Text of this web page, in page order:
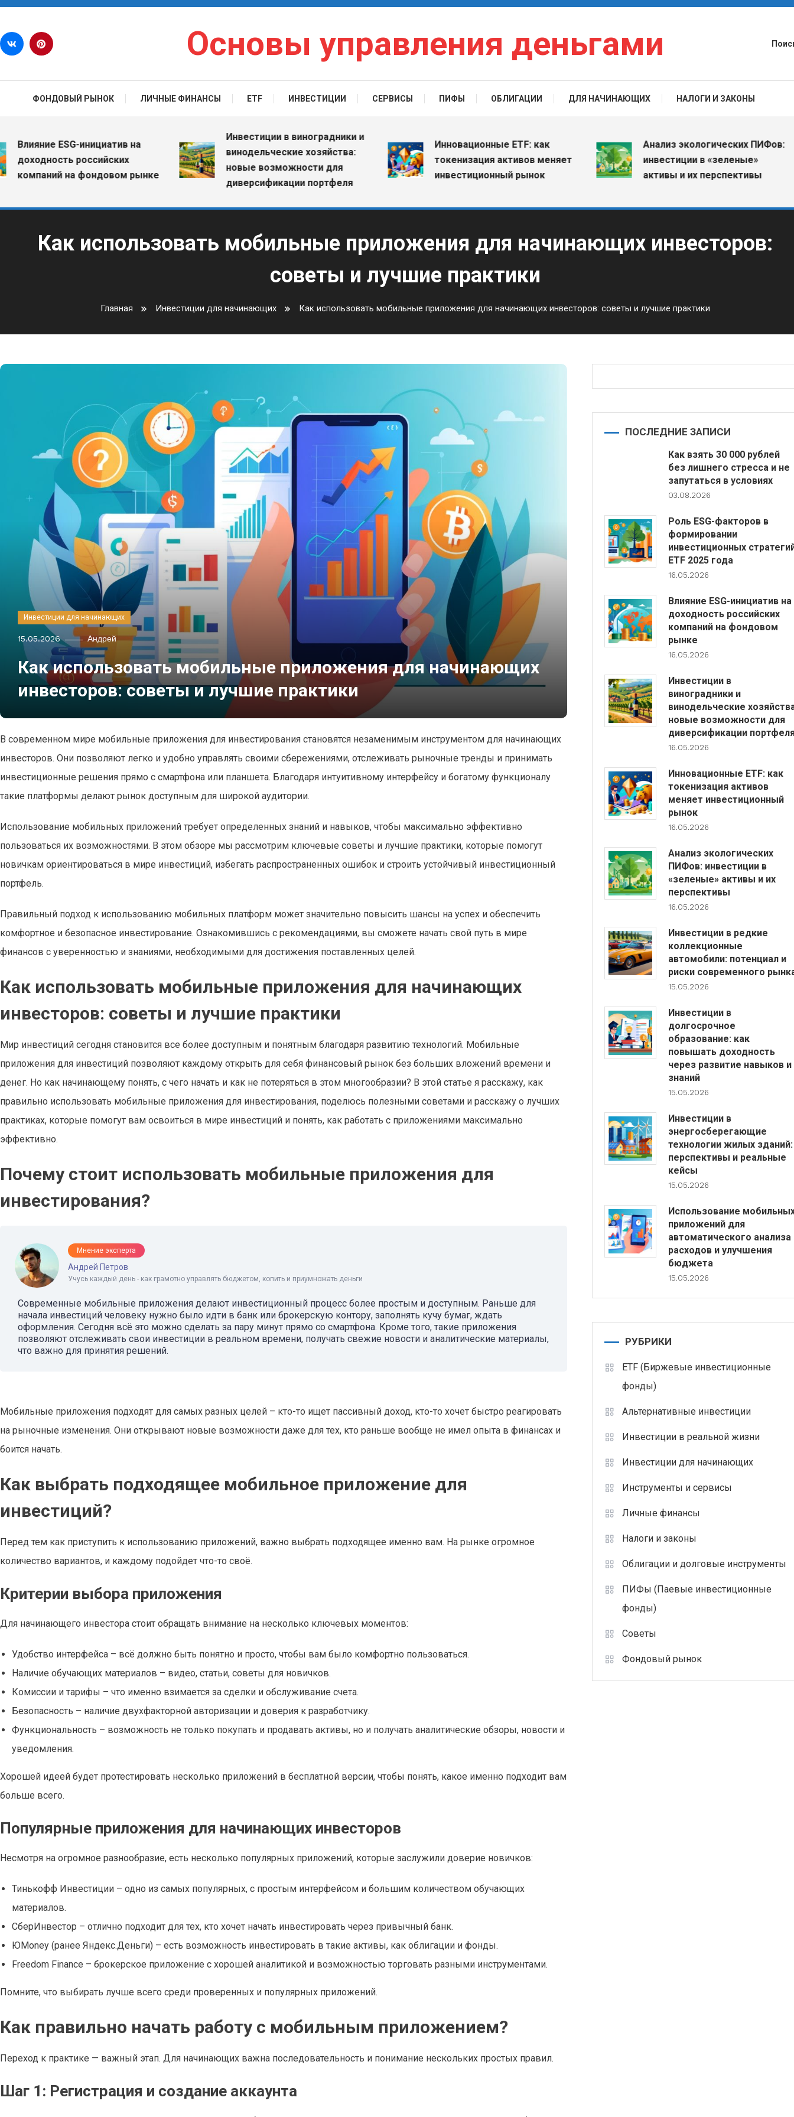
Перейти к содержимому
Основы управления деньгами
ФОНДОВЫЙ РЫНОК ЛИЧНЫЕ ФИНАНСЫ ETF ИНВЕСТИЦИИ СЕРВИСЫ ПИФЫ ОБЛИГАЦИИ ДЛЯ НАЧИНАЮЩИХ НАЛОГИ И ЗАКОНЫ
ESG-инициатив на
российских
на фондовом рынке
Инвестиции в виноградники и
винодельческие хозяйства:
новые возможности для
диверсификации портфеля
Инновационные ETF: как
токенизация активов меняет
инвестиционный рынок
Анализ экологических ПИФов:
инвестиции в «зеленые»
активы и их перспективы
Как использовать мобильные приложения для начинающих инвесторов:
советы и лучшие практики
Главная Инвестиции для начинающих Как использовать мобильные приложения для начинающих инвесторов: советы и лучшие практики
Инвестиции для начинающих
15.05.2026 Андрей
Как использовать мобильные приложения для начинающих
инвесторов: советы и лучшие практики
В современном мире мобильные приложения для инвестирования становятся незаменимым инструментом для начинающих
инвесторов. Они позволяют легко и удобно управлять своими сбережениями, отслеживать рыночные тренды и принимать
инвестиционные решения прямо с смартфона или планшета. Благодаря интуитивному интерфейсу и богатому функционалу
такие платформы делают рынок доступным для широкой аудитории.
Использование мобильных приложений требует определенных знаний и навыков, чтобы максимально эффективно
пользоваться их возможностями. В этом обзоре мы рассмотрим ключевые советы и лучшие практики, которые помогут
новичкам ориентироваться в мире инвестиций, избегать распространенных ошибок и строить устойчивый инвестиционный
портфель.
Правильный подход к использованию мобильных платформ может значительно повысить шансы на успех и обеспечить
комфортное и безопасное инвестирование. Ознакомившись с рекомендациями, вы сможете начать свой путь в мире
финансов с уверенностью и знаниями, необходимыми для достижения поставленных целей.
Как использовать мобильные приложения для начинающих
инвесторов: советы и лучшие практики
Мир инвестиций сегодня становится все более доступным и понятным благодаря развитию технологий. Мобильные
приложения для инвестиций позволяют каждому открыть для себя финансовый рынок без больших вложений времени и
денег. Но как начинающему понять, с чего начать и как не потеряться в этом многообразии? В этой статье я расскажу, как
правильно использовать мобильные приложения для инвестирования, поделюсь полезными советами и расскажу о лучших
практиках, которые помогут вам освоиться в мире инвестиций и понять, как работать с приложениями максимально
эффективно.
Почему стоит использовать мобильные приложения для
инвестирования?
Мнение эксперта
Андрей Петров
Учусь каждый день - как грамотно управлять бюджетом, копить и приумножать деньги
Современные мобильные приложения делают инвестиционный процесс более простым и доступным. Раньше для
начала инвестиций человеку нужно было идти в банк или брокерскую контору, заполнять кучу бумаг, ждать
оформления. Сегодня всё это можно сделать за пару минут прямо со смартфона. Кроме того, такие приложения
позволяют отслеживать свои инвестиции в реальном времени, получать свежие новости и аналитические материалы,
что важно для принятия решений.
Мобильные приложения подходят для самых разных целей – кто-то ищет пассивный доход, кто-то хочет быстро реагировать
на рыночные изменения. Они открывают новые возможности даже для тех, кто раньше вообще не имел опыта в финансах и
боится начать.
Как выбрать подходящее мобильное приложение для
инвестиций?
Перед тем как приступить к использованию приложений, важно выбрать подходящее именно вам. На рынке огромное
количество вариантов, и каждому подойдет что-то своё.
Критерии выбора приложения
Для начинающего инвестора стоит обращать внимание на несколько ключевых моментов:
Удобство интерфейса – всё должно быть понятно и просто, чтобы вам было комфортно пользоваться.
Наличие обучающих материалов – видео, статьи, советы для новичков.
Комиссии и тарифы – что именно взимается за сделки и обслуживание счета.
Безопасность – наличие двухфакторной авторизации и доверия к разработчику.
Функциональность – возможность не только покупать и продавать активы, но и получать аналитические обзоры, новости и
уведомления.
Хорошей идеей будет протестировать несколько приложений в бесплатной версии, чтобы понять, какое именно подходит вам
больше всего.
Популярные приложения для начинающих инвесторов
Несмотря на огромное разнообразие, есть несколько популярных приложений, которые заслужили доверие новичков:
Тинькофф Инвестиции – одно из самых популярных, с простым интерфейсом и большим количеством обучающих
материалов.
СберИнвестор – отлично подходит для тех, кто хочет начать инвестировать через привычный банк.
ЮMoney (ранее Яндекс.Деньги) – есть возможность инвестировать в такие активы, как облигации и фонды.
Freedom Finance – брокерское приложение с хорошей аналитикой и возможностью торговать разными инструментами.
Помните, что выбирать лучше всего среди проверенных и популярных приложений.
Как правильно начать работу с мобильным приложением?
Переход к практике — важный этап. Для начинающих важна последовательность и понимание нескольких простых правил.
Шаг 1: Регистрация и создание аккаунта
ПОСЛЕДНИЕ ЗАПИСИ
Как взять 30 000 рублей
без лишнего стресса и не
запутаться в условиях
03.08.2026
Роль ESG-факторов в
формировании
инвестиционных
ETF 2025 года
16.05.2026
Влияние ESG-инициатив на
доходность российских
компаний на фондовом
рынке
16.05.2026
Инвестиции в
виноградники и
винодельческие
новые возможности для
диверсификации
16.05.2026
Инновационные ETF: как
токенизация активов
меняет инвестиционный
рынок
16.05.2026
Анализ экологических
ПИФов: инвестиции в
«зеленые» активы и их
перспективы
16.05.2026
Инвестиции в редкие
коллекционные
автомобили: потенциал и
риски современного
15.05.2026
Инвестиции в
долгосрочное
образование: как
повышать доходность
через развитие навыков и
знаний
15.05.2026
Инвестиции в
энергосберегающие
технологии жилых зданий:
перспективы и реальные
кейсы
15.05.2026
Использование
приложений для
автоматического анализа
расходов и улучшения
бюджета
15.05.2026
РУБРИКИ
ETF (Биржевые инвестиционные
фонды)
Альтернативные инвестиции
Инвестиции в реальной жизни
Инвестиции для начинающих
Инструменты и сервисы
Личные финансы
Налоги и законы
Облигации и долговые инструменты
ПИФы (Паевые инвестиционные
фонды)
Советы
Фондовый рынок